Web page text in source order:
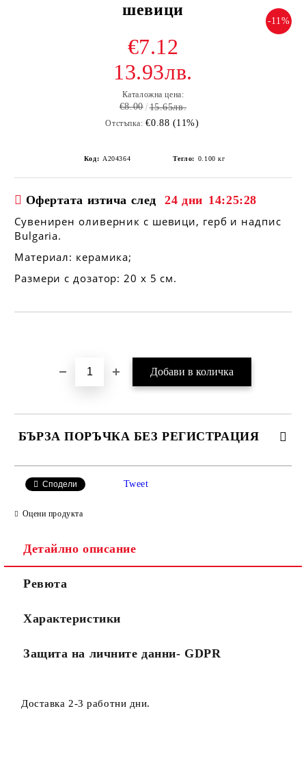
шевици
-11%
€7.12
13.93лв.
Каталожна цена:
€8.00 15.65лв.
Отстъпка: €0.88 (11%)
Код: A204364 Тегло: 0.100 кг
Офертата изтича след 24 дни 14:25:28
Сувенирен оливерник с шевици, герб и надпис
Bulgaria.
Материал: керамика;
Размери с дозатор: 20 х 5 см.
БЪРЗА ПОРЪЧКА БЕЗ РЕГИСТРАЦИЯ
Съгласен съм с
Ние ще се свържем с вас в рамките на работния ден.
Сподели Tweet
Оцени продукта
Детайлно описание
Ревюта
Характеристики
Защита на личните данни- GDPR
Доставка 2-3 работни дни.